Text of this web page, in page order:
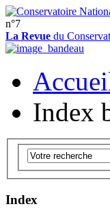
n°7
La Revue du
Index
Index